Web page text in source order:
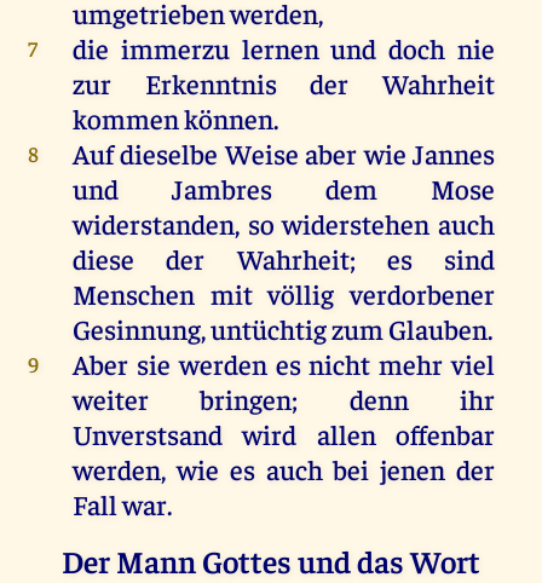
umgetriebenwerden,
7 die immerzu lernen und doch nie
zur
Erkenntnis der
Wahrheit
kommenkönnen.
8 Aufdieselbe Weise aberwie Jannes
und
Jambres dem
Mose
widerstanden, so widerstehen auch
diese
der Wahrheit; es
sind
Menschen mit völlig verdorbener
Gesinnung,untüchtigzum Glauben.
9 Aber sie werden es nicht mehr viel
weiter
bringen; denn
ihr
Unverstsandwird allen offenbar
werden,wie es auch bei jenen der
Fallwar.
Der Mann Gottes und das Wort